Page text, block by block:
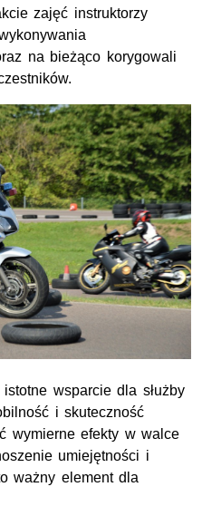
zajęć instruktorzy
na bieżąco korygowali
wsparcie dla służby
i skuteczność
wymierne efekty w walce
umiejętności i
ważny element dla